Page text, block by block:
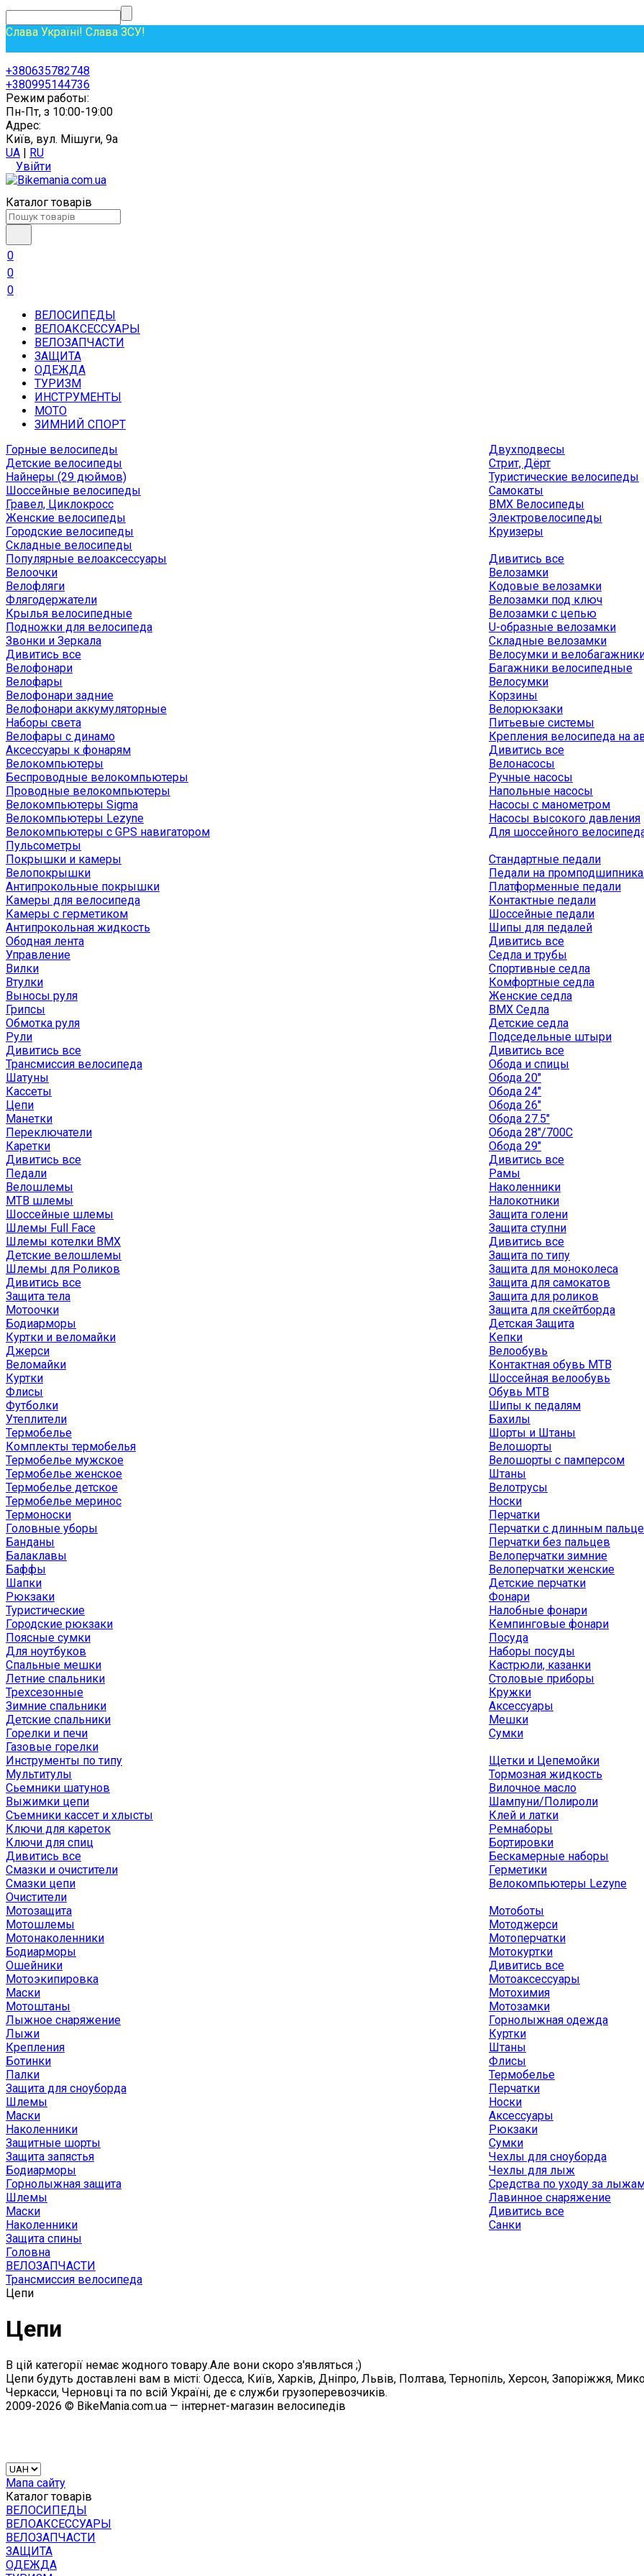
Слава Україні! Слава ЗСУ!
+380635782748
+380995144736
Режим работы:
Пн-Пт, з 10:00-19:00
Адрес:
Київ, вул. Мішуги, 9а
UA | RU
Увійти
Каталог товарів
0
0
0
ВЕЛОСИПЕДЫ
ВЕЛОАКСЕССУАРЫ
ВЕЛОЗАПЧАСТИ
ЗАЩИТА
ОДЕЖДА
ТУРИЗМ
ИНСТРУМЕНТЫ
МОТО
ЗИМНИЙ СПОРТ
Горные велосипеды
Детские велосипеды
Найнеры (29 дюймов)
Шоссейные велосипеды
Гравел, Циклокросс
Женские велосипеды
Городcкие велосипеды
Складные велосипеды
Двухподвесы
Стрит, Дёрт
Туристические велосипеды
Самокаты
BMX Велосипеды
Электровелосипеды
Круизеры
Популярные велоаксессуары
Велоочки
Велофляги
Флягодержатели
Крылья велосипедные
Подножки для велосипеда
Звонки и Зеркала
Дивитись все
Велофонари
Велофары
Велофонари задние
Велофонари аккумуляторные
Наборы света
Велофары с динамо
Аксессуары к фонарям
Велокомпьютеры
Беспроводные велокомпьютеры
Проводные велокомпьютеры
Велокомпьютеры Sigma
Велокомпьютеры Lezyne
Велокомпьютеры с GPS навигатором
Пульсометры
Дивитись все
Велозамки
Кодовые велозамки
Велозамки под ключ
Велозамки с цепью
U-образные велозамки
Складные велозамки
Велосумки и
Багажники велосипедные
Велосумки
Корзины
Велорюкзаки
Питьевые системы
Крепления велосипеда на
Дивитись все
Велонасосы
Ручные насосы
Напольные насосы
Насосы с манометром
Насосы высокого давления
Для шоссейного
Покрышки и камеры
Велопокрышки
Антипрокольные покрышки
Камеры для велосипеда
Камеры с герметиком
Антипрокольная жидкость
Ободная лента
Управление
Вилки
Втулки
Выносы руля
Грипсы
Обмотка руля
Рули
Дивитись все
Трансмиссия велосипеда
Шатуны
Кассеты
Цепи
Манетки
Переключатели
Каретки
Дивитись все
Педали
Стандартные педали
Педали на
Платформенные педали
Контактные педали
Шоссейные педали
Шипы для педалей
Дивитись все
Седла и трубы
Спортивные седла
Комфортные седла
Женские седла
BMX Седла
Детские седла
Подседельные штыри
Дивитись все
Обода и спицы
Обода 20"
Обода 24"
Обода 26"
Обода 27.5"
Обода 28"/700C
Обода 29"
Дивитись все
Рамы
Велошлемы
MTB шлемы
Шоссейные шлемы
Шлемы Full Face
Шлемы котелки BMX
Детские велошлемы
Шлемы для Роликов
Дивитись все
Защита тела
Мотоочки
Бодиарморы
Наколенники
Налокотники
Защита голени
Защита ступни
Дивитись все
Защита по типу
Защита для моноколеса
Защита для самокатов
Защита для роликов
Защита для скейтборда
Детская Защита
Куртки и веломайки
Джерси
Веломайки
Куртки
Флисы
Футболки
Утеплители
Термобелье
Комплекты термобелья
Термобелье мужское
Термобелье женское
Термобелье детское
Термобелье меринос
Термоноски
Головные уборы
Банданы
Балаклавы
Баффы
Шапки
Кепки
Велообувь
Контактная обувь MTB
Шоссейная велообувь
Обувь MTB
Шипы к педалям
Бахилы
Шорты и Штаны
Велошорты
Велошорты с памперсом
Штаны
Велотрусы
Носки
Перчатки
Перчатки с длинным
Перчатки без пальцев
Велоперчатки зимние
Велоперчатки женские
Детские перчатки
Рюкзаки
Туристические
Городские рюкзаки
Поясные сумки
Для ноутбуков
Спальные мешки
Летние спальники
Трехсезонные
Зимние спальники
Детские спальники
Горелки и печи
Газовые горелки
Фонари
Налобные фонари
Кемпинговые фонари
Посуда
Наборы посуды
Кастрюли, казанки
Столовые приборы
Кружки
Аксессуары
Мешки
Сумки
Инструменты по типу
Мультитулы
Сьемники шатунов
Выжимки цепи
Съемники кассет и хлысты
Ключи для кареток
Ключи для спиц
Дивитись все
Смазки и очистители
Смазки цепи
Очистители
Щетки и Цепемойки
Тормозная жидкость
Вилочное масло
Шампуни/Полироли
Клей и латки
Ремнаборы
Бортировки
Бескамерные наборы
Герметики
Велокомпьютеры Lezyne
Мотозащита
Мотошлемы
Мотонаколенники
Бодиарморы
Ошейники
Мотоэкипировка
Маски
Мотоштаны
Мотоботы
Мотоджерси
Мотоперчатки
Мотокуртки
Дивитись все
Мотоаксессуары
Мотохимия
Мотозамки
Лыжное снаряжение
Лыжи
Крепления
Ботинки
Палки
Защита для сноуборда
Шлемы
Маски
Наколенники
Защитные шорты
Защита запястья
Бодиарморы
Горнолыжная защита
Шлемы
Маски
Наколенники
Защита спины
Горнолыжная одежда
Куртки
Штаны
Флисы
Термобелье
Перчатки
Носки
Аксессуары
Рюкзаки
Сумки
Чехлы для сноуборда
Чехлы для лыж
Средства по уходу за
Лавинное снаряжение
Дивитись все
Санки
Головна
ВЕЛОЗАПЧАСТИ
Трансмиссия велосипеда
Цепи
Цепи
В цій категорії немає жодного товару.Але вони скоро з'являться ;)
Цепи будуть доставлені вам в місті: Одесса, Київ, Харків, Дніпро, Львів, Полтава, Тернопіль, Херсон, Запоріжжя,
Черкасси, Черновці та по всій Україні, де є служби грузоперевозчиків.
2009-2026 © BikeMania.com.ua — інтернет-магазин велосипедів
Мапа сайту
Каталог товарів
ВЕЛОСИПЕДЫ
ВЕЛОАКСЕССУАРЫ
ВЕЛОЗАПЧАСТИ
ЗАЩИТА
ОДЕЖДА